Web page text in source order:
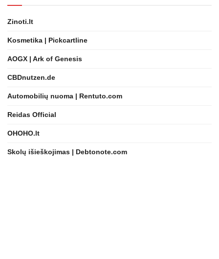
Zinoti.lt
Kosmetika | Pickcartline
AOGX | Ark of Genesis
CBDnutzen.de
Automobilių nuoma | Rentuto.com
Reidas Official
OHOHO.lt
Skolų išieškojimas | Debtonote.com